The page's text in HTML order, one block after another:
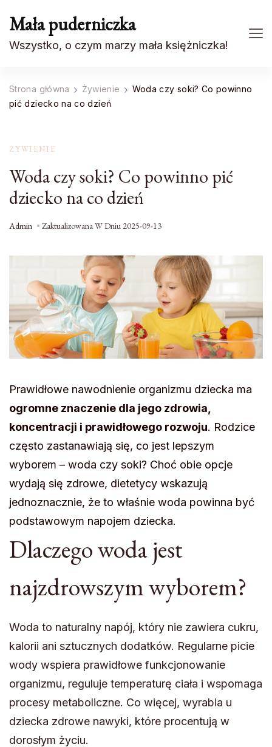
Mała puderniczka
Wszystko, o czym marzy mała księżniczka!
Strona główna Żywienie
Woda czy soki? Co powinno
pić dziecko na co dzień
ŻYWIENIE
Woda czy soki? Co powinno pić
dziecko na co dzień
Admin Zaktualizowana W Dniu 2025-09-13
Prawidłowe nawodnienie organizmu dziecka ma
ogromne znaczenie dla jego zdrowia,
koncentracji i prawidłowego rozwoju. Rodzice
często zastanawiają się, co jest lepszym
wyborem – woda czy soki? Choć obie opcje
wydają się zdrowe, dietetycy wskazują
jednoznacznie, że to właśnie woda powinna być
podstawowym napojem dziecka.
Dlaczego woda jest
najzdrowszym wyborem?
Woda to naturalny napój, który nie zawiera cukru,
kalorii ani sztucznych dodatków. Regularne picie
wody wspiera prawidłowe funkcjonowanie
organizmu, reguluje temperaturę ciała i wspomaga
procesy metaboliczne. Co więcej, wyrabia u
dziecka zdrowe nawyki, które procentują w
dorosłym życiu.